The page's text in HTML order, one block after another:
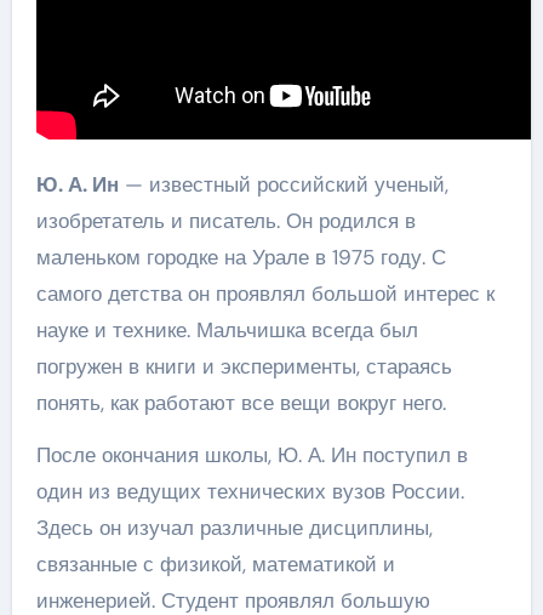
Ю. А. Ин — известный российский ученый,
изобретатель и писатель. Он родился в
маленьком городке на Урале в 1975 году. С
самого детства он проявлял большой интерес к
науке и технике. Мальчишка всегда был
погружен в книги и эксперименты, стараясь
понять, как работают все вещи вокруг него.
После окончания школы, Ю. А. Ин поступил в
один из ведущих технических вузов России.
Здесь он изучал различные дисциплины,
связанные с физикой, математикой и
инженерией. Студент проявлял большую